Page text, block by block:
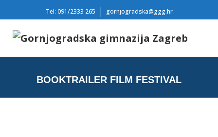
Tel: 091/2333 265 gornjogradska@ggg.hr
BOOKTRAILER FILM FESTIVAL